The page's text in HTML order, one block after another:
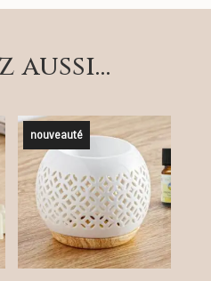
aussi…
nouveauté